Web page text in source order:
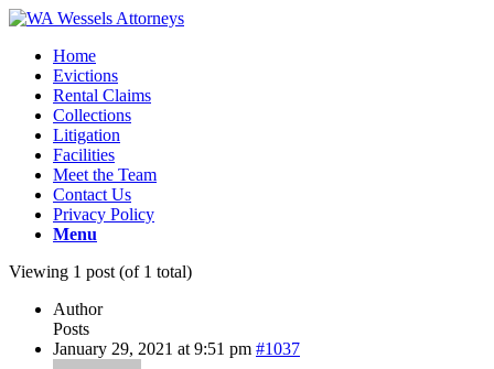
Home
Evictions
Rental Claims
Collections
Litigation
Facilities
Meet the Team
Contact Us
Privacy Policy
Menu
Viewing 1 post (of 1 total)
Author
Posts
January 29, 2021 at 9:51 pm #1037